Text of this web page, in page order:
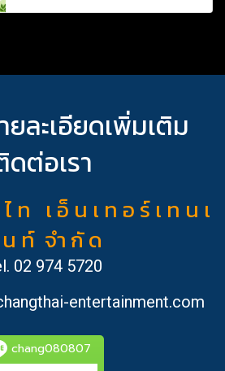
ละเอียดเพิ่มเติม
ดต่อเรา
ท เ อ็ น เ ท อ ร์ เ ท น เ
ท์ จำ กั ด
02 974 5720
entertainment.com
chang080807